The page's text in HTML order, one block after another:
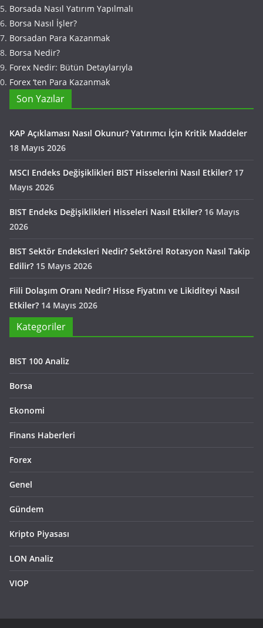
Borsada Nasıl Yatırım Yapılmalı
Borsa Nasıl İşler?
Borsadan Para Kazanmak
Borsa Nedir?
Forex Nedir: Bütün Detaylarıyla
Forex ‘ten Para Kazanmak
Son Yazılar
KAP Açıklaması Nasıl Okunur? Yatırımcı İçin Kritik Maddeler
18 Mayıs 2026
MSCI Endeks Değişiklikleri BIST Hisselerini Nasıl Etkiler? 17
Mayıs 2026
BIST Endeks Değişiklikleri Hisseleri Nasıl Etkiler? 16 Mayıs
2026
BIST Sektör Endeksleri Nedir? Sektörel Rotasyon Nasıl Takip
Edilir? 15 Mayıs 2026
Fiili Dolaşım Oranı Nedir? Hisse Fiyatını ve Likiditeyi Nasıl
Etkiler? 14 Mayıs 2026
Kategoriler
BIST 100 Analiz
Borsa
Ekonomi
Finans Haberleri
Forex
Genel
Gündem
Kripto Piyasası
LON Analiz
VIOP